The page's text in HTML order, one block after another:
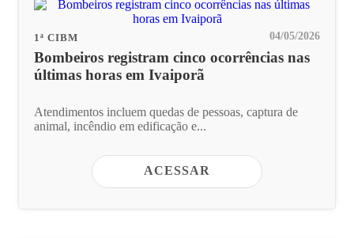
1ª CIBM 04/05/2026
Bombeiros registram cinco ocorrências nas
últimas horas em Ivaiporã
Atendimentos incluem quedas de pessoas, captura de
animal, incêndio em edificação e...
ACESSAR